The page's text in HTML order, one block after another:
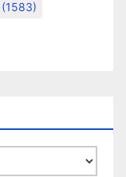
(1583)